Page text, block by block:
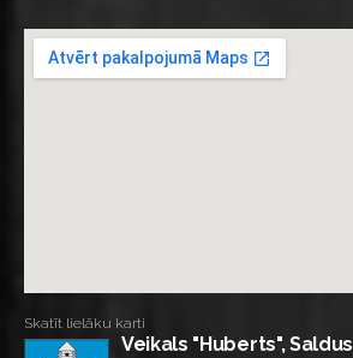
Skatīt lielāku karti
Veikals "Huberts", Saldus